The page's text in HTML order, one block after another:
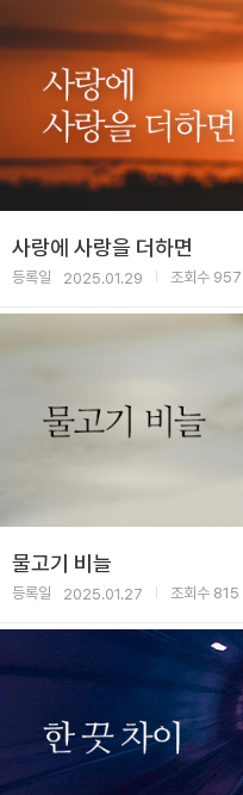
사랑에 사랑을 더하면
등록일 2025.01.29 조회수 957
물고기 비늘
등록일 2025.01.27 조회수 815